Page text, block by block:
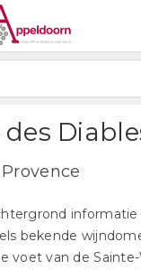
bekende
voet van de